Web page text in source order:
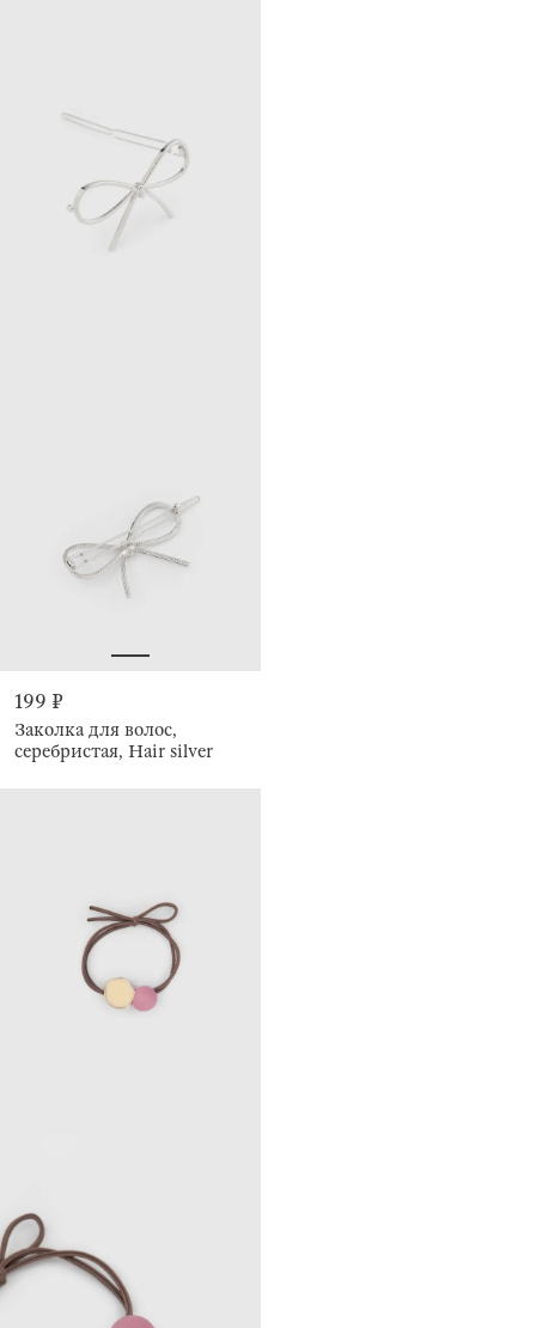
199 ₽
Заколка для волос,
серебристая, Hair silver